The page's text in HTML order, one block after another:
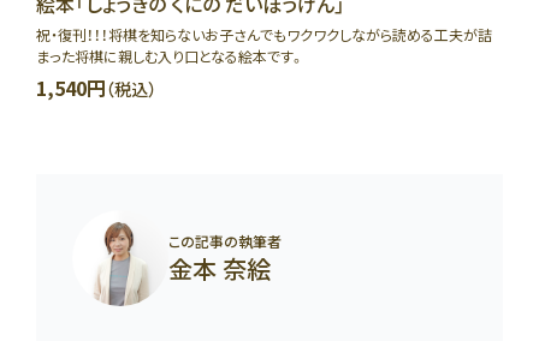
祝・復刊！！！将棋を知らないお子さんでもワクワクしながら読める工夫が詰
まった将棋に親しむ入り口となる絵本です。
1,540円（税込）
この記事の執筆者
金本 奈絵